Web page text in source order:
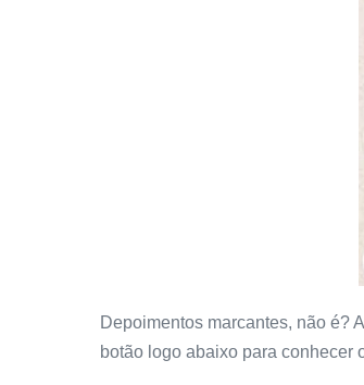
Depoimentos marcantes, não é?
botão logo abaixo para conhecer